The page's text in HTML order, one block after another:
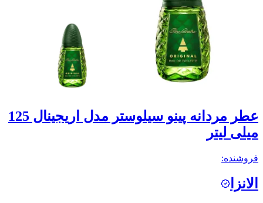
عطر مردانه پینو سیلوستر مدل اریجینال 125
میلی لیتر
فروشنده:
الانزا